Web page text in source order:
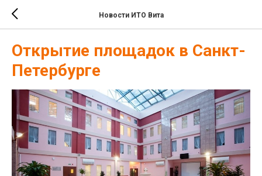
Новости ИТО Вита
Открытие площадок в Санкт-
Петербурге